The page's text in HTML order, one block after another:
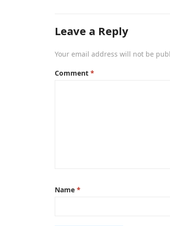
Leave a Reply
Your email address will not be
Comment *
Name *